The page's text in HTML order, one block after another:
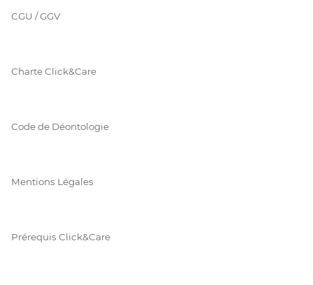
CGU / GGV
Charte Click&Care
Code de Déontologie
Mentions Légales
Prérequis Click&Care